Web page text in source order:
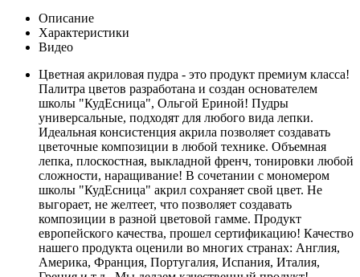
Описание
Характеристики
Видео
Цветная акриловая пудра - это продукт премиум класса!
Палитра цветов разработана и создан основателем
школы "КудЕсница", Ольгой Ериной! Пудры
универсальные, подходят для любого вида лепки.
Идеальная консистенция акрила позволяет создавать
цветочные композиции в любой технике. Объемная
лепка, плоскостная, выкладной френч, тонировки любой
сложности, наращивание! В сочетании с мономером
школы "КудЕсница" акрил сохраняет свой цвет. Не
выгорает, не желтеет, что позволяет создавать
композиции в разной цветовой гамме. Продукт
европейского качества, прошел сертификацию! Качество
нашего продукта оценили во многих странах: Англия,
Америка, Франция, Португалия, Испания, Италия,